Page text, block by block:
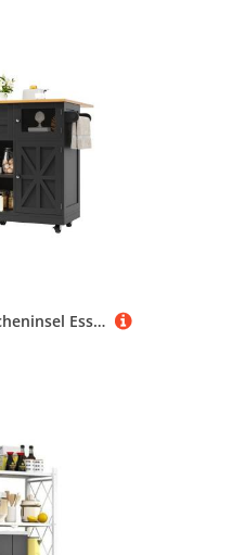
Refined Living Kücheninsel Esszimmerwagen auf Rollen,Küchenwagen mit Arbeitsplatte,Küchenschrank, (Buffetwagen mit Weinregal und Handtuchhalter, klappbare Seitenwände, mit Schublade & Türen, Esszimmerwagen Kücheninsel mit Arbeitsplatte Küchenwagen mit Weinrega, Küchenmöbel, Küchenwagen klappbar, Mobiler Weinschrank), beweglicher Servierwagen für Küche, Wohnzimmer & Esszimmer